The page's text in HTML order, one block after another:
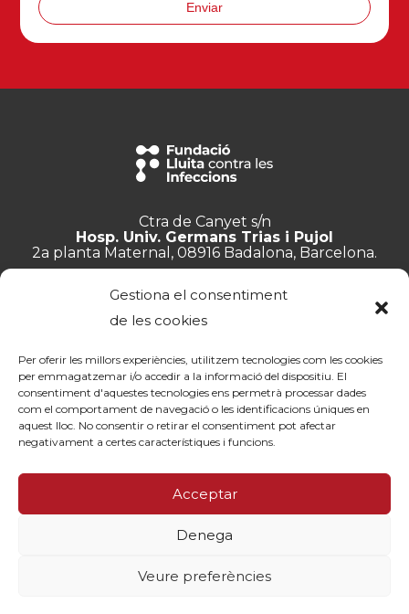
Gestiona el consentiment
de les cookies
Per oferir les millors experiències, utilitzem tecnologies com les cookies
per emmagatzemar i/o accedir a la informació del dispositiu. El
consentiment d'aquestes tecnologies ens permetrà processar dades
com el comportament de navegació o les identificacions úniques en
aquest lloc. No consentir o retirar el consentiment pot afectar
negativament a certes característiques i funcions.
Acceptar
Denega
Veure preferències
Enviar
Ctra de Canyet s/n
Hosp. Univ. Germans Trias i Pujol
2a planta Maternal, 08916 Badalona, Barcelona.
info@lluita.org
Treballa amb nosaltres
Transparència
Canal de denúncies
Contacte
privacitat· Política de cookies